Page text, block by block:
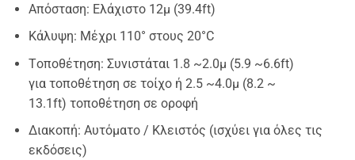
Απόσταση: Ελάχιστο 12μ (39.4ft)
Κάλυψη: Μέχρι 110° στους 20°C
Tοποθέτηση: Συνιστάται 1.8 ~2.0μ (5.9 ~6.6ft)
για τοποθέτηση σε τοίχο ή 2.5 ~4.0μ (8.2 ~
13.1ft) τοποθέτηση σε οροφή
Διακοπή: Αυτόματο / Κλειστός (ισχύει για όλες τις
εκδόσεις)